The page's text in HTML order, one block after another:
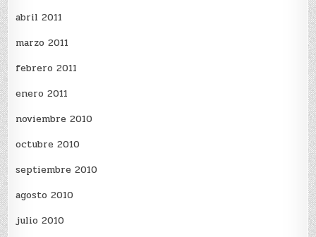
abril 2011
marzo 2011
febrero 2011
enero 2011
noviembre 2010
octubre 2010
septiembre 2010
agosto 2010
julio 2010